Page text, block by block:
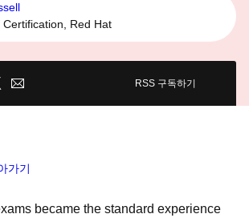
Certification, Red Hat
RSS 구독하기
가기
became the standard experience